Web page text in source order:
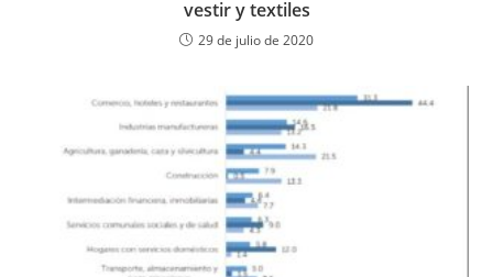
vestir y textiles
29 de julio de 2020